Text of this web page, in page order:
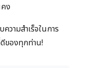
ง
วามสำเร็จในการ
ของทุกท่าน!